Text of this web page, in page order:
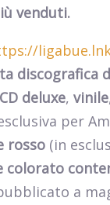
venduti.
discografica
CD deluxe, vinile
per
rosso (in
a